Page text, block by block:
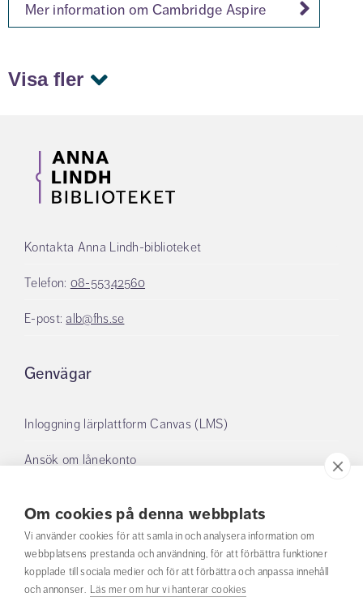
Om cookies på denna webbplats
Vi använder cookies för att samla in och analysera information om
webbplatsens prestanda och användning, för att förbättra funktioner
kopplade till sociala medier och för att förbättra och anpassa innehåll
och annonser. Läs mer om hur vi hanterar cookies
Mer information om Cambridge Aspire
Visa fler
Kontakta Anna Lindh-biblioteket
Telefon: 08-55342560
E-post: alb@fhs.se
Genvägar
Inloggning lärplattform Canvas (LMS)
Ansök om lånekonto
Mina lån
Om oss